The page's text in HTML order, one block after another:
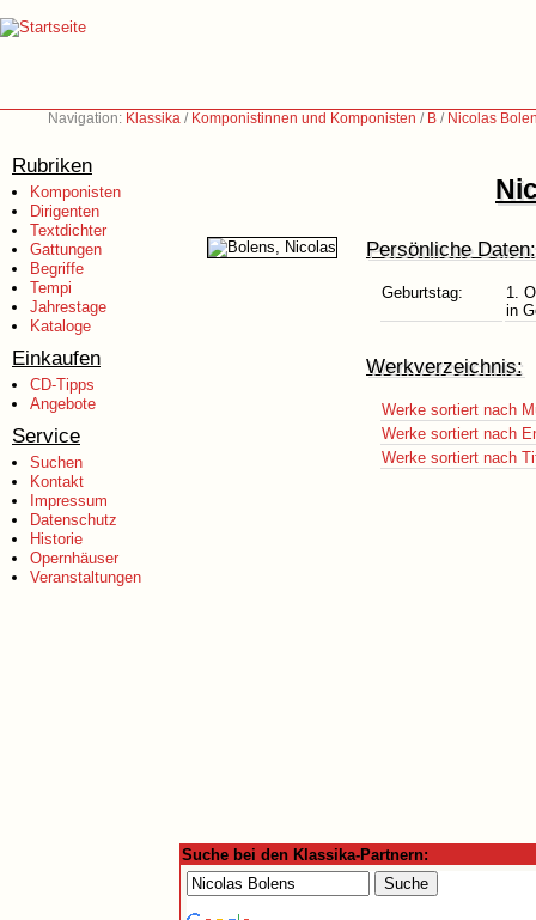
Navigation: Klassika / Komponistinnen und Komponisten / B / Nicolas
Rubriken
Komponisten
Dirigenten
Textdichter
Gattungen
Begriffe
Tempi
Jahrestage
Kataloge
Einkaufen
CD-Tipps
Angebote
Service
Suchen
Kontakt
Impressum
Datenschutz
Historie
Opernhäuser
Veranstaltungen
Persönliche Daten:
Geburtstag:
1.
in
Werkverzeichnis:
Werke sortiert nach
Werke sortiert nach
Werke sortiert nach
Suche bei den Klassika-Partnern: